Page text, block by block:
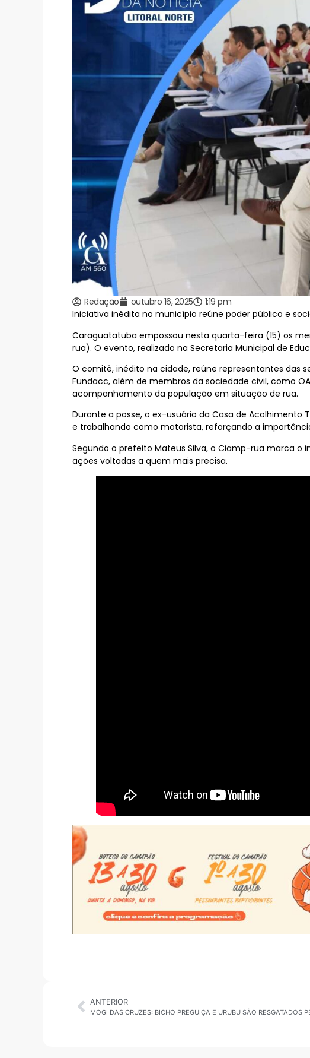
Redação outubro 16, 2025
1:19 pm
Iniciativa inédita no município reúne poder público e
Caraguatatuba empossou nesta quarta-feira (15) os
rua). O evento, realizado na Secretaria Municipal de
O comitê, inédito na cidade, reúne representantes das
Fundacc, além de membros da sociedade civil, como
acompanhamento da população em situação de rua.
Durante a posse, o ex-usuário da Casa de Acolhimento
e trabalhando como motorista, reforçando a
Segundo o prefeito Mateus Silva, o Ciamp-rua marca
ações voltadas a quem mais precisa.
ANTERIOR